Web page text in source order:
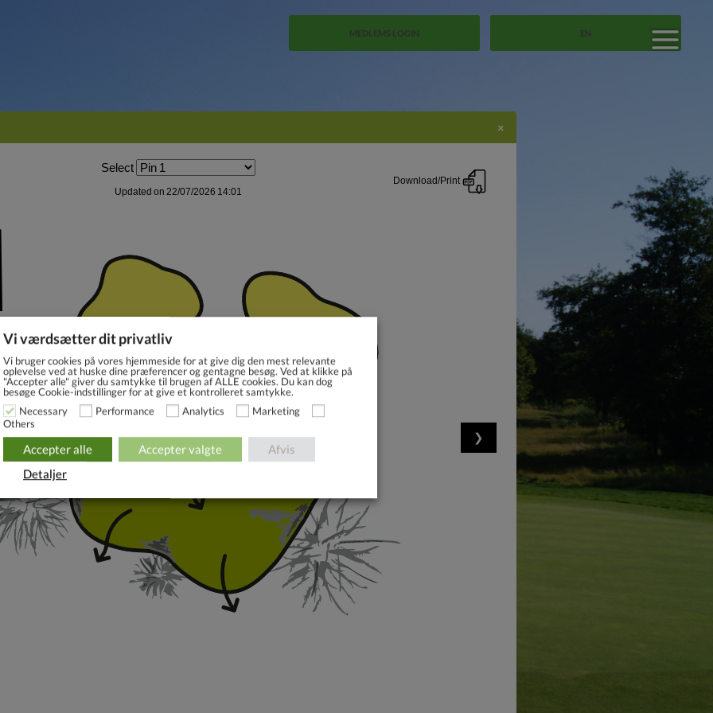
MEDLEMS LOGIN EN
×
Vi værdsætter dit privatliv
Vi bruger cookies på vores hjemmeside for at give dig den mest relevante
oplevelse ved at huske dine præferencer og gentagne besøg. Ved at klikke på
"Accepter alle" giver du samtykke til brugen af ​​ALLE cookies. Du kan dog
besøge Cookie-indstillinger for at give et kontrolleret samtykke.
Necessary
Performance Analytics
Marketing
Others
Accepter alle Accepter valgte
Afvis
Detaljer